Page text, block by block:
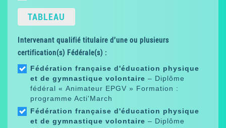
TABLEAU
Intervenant qualifié titulaire d'une ou plusieurs
certification(s) Fédérale(s) :
Fédération française d'éducation physique
et de gymnastique volontaire – Diplôme
fédéral « Animateur EPGV » Formation :
programme Acti'March
Fédération française d'éducation physique
et de gymnastique volontaire – Diplôme